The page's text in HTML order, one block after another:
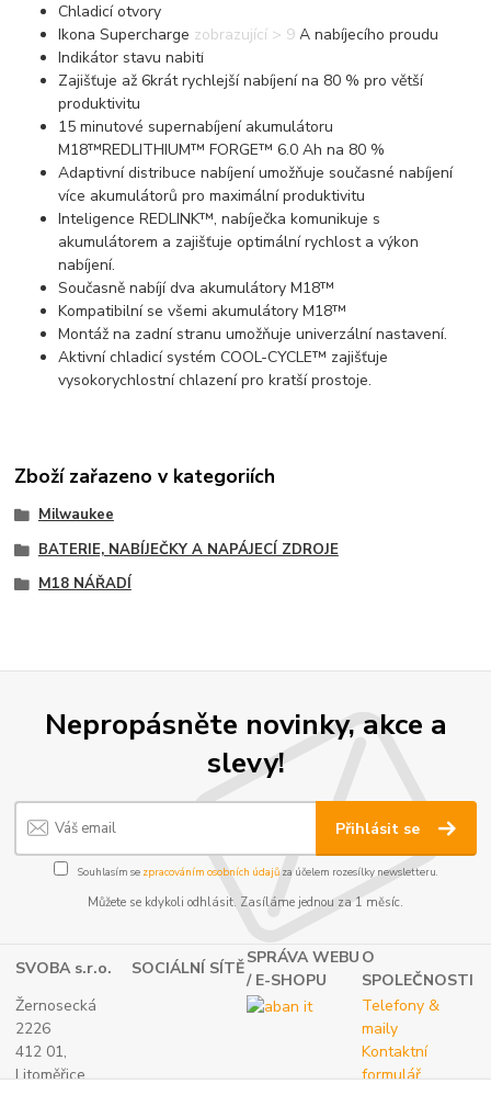
Chladicí otvory
Ikona Supercharge zobrazující > 9 A nabíjecího proudu
Indikátor stavu nabití
Zajišťuje až 6krát rychlejší nabíjení na 80 % pro větší
produktivitu
15 minutové supernabíjení akumulátoru
M18™REDLITHIUM™ FORGE™ 6.0 Ah na 80 %
Adaptivní distribuce nabíjení umožňuje současné nabíjení
více akumulátorů pro maximální produktivitu
Inteligence REDLINK™, nabíječka komunikuje s
akumulátorem a zajišťuje optimální rychlost a výkon
nabíjení.
Současně nabíjí dva akumulátory M18™
Kompatibilní se všemi akumulátory M18™
Montáž na zadní stranu umožňuje univerzální nastavení.
Aktivní chladicí systém COOL-CYCLE™ zajišťuje
vysokorychlostní chlazení pro kratší prostoje.
Zboží zařazeno v kategoriích
Milwaukee
BATERIE, NABÍJEČKY A NAPÁJECÍ ZDROJE
M18 NÁŘADÍ
Nepropásněte novinky, akce a
slevy!
Přihlásit se
Souhlasím se zpracováním osobních údajůza účelem rozesílky newsletteru.
Můžete se kdykoli odhlásit. Zasíláme jednou za 1 měsíc.
SVOBA s.r.o. SOCIÁLNÍ SÍTĚ
SPRÁVA WEBU
/ E-SHOPU
O
SPOLEČNOSTI
Žernosecká
2226
412 01,
Litoměřice
Telefony &
maily
Kontaktní
formulář